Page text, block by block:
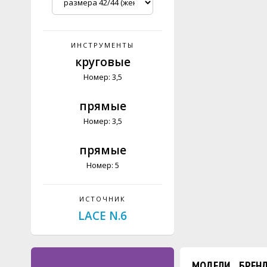
ИНСТРУМЕНТЫ
круговые
Номер: 3,5
прямые
Номер: 3,5
прямые
Номер: 5
ИСТОЧНИК
LAСE N.6